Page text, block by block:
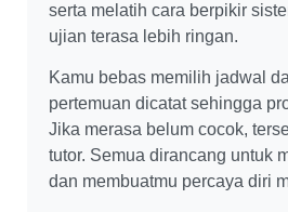
serta melatih cara berpikir
ujian terasa lebih ringan.
Kamu bebas memilih jadwal
pertemuan dicatat sehingga
Jika merasa belum cocok,
tutor. Semua dirancang untuk
dan membuatmu percaya diri